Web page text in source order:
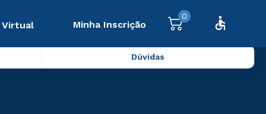
Virtual Minha Inscrição
0
Dúvidas